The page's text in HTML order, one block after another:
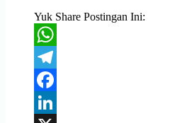
Yuk Share Postingan Ini:
WhatsApp
Telegram
Facebook